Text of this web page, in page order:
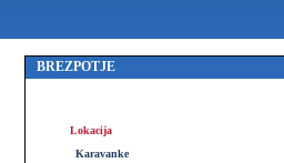
BREZPOTJE
Lokacija
Karavanke